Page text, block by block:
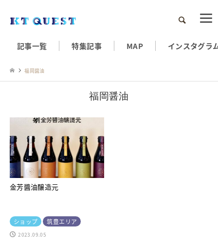
検索
記事一覧 特集記事 MAP インスタグラ
福岡醤油
福岡醤油
金芳醬油醸造元
ショップ 筑豊エリア
2023.09.05